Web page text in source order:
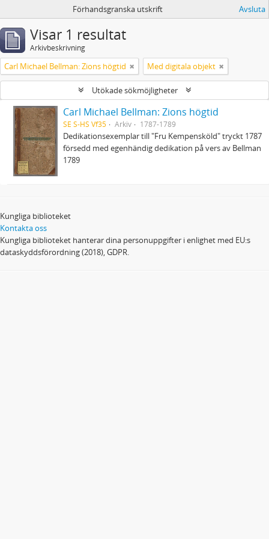
Förhandsgranska utskrift Avsluta
Visar 1 resultat
Arkivbeskrivning
Carl Michael Bellman: Zions högtid Med digitala objekt
Utökade sökmöjligheter
Carl Michael Bellman: Zions högtid
SE S-HS Vf35 Arkiv 1787-1789
Dedikationsexemplar till "Fru Kempensköld" tryckt 1787
försedd med egenhändig dedikation på vers av Bellman
1789
Kungliga biblioteket
Kontakta oss
Kungliga biblioteket hanterar dina personuppgifter i enlighet med EU:s
dataskyddsförordning (2018), GDPR.